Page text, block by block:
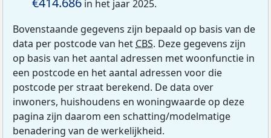
in het jaar 2025.
Bovenstaande gegevens zijn bepaald op basis van de
data per postcode van het CBS. Deze gegevens zijn
op basis van het aantal adressen met woonfunctie in
een postcode en het aantal adressen voor die
postcode per straat berekend. De data over
inwoners, huishoudens en woningwaarde op deze
pagina zijn daarom een schatting/modelmatige
benadering van de werkelijkheid.